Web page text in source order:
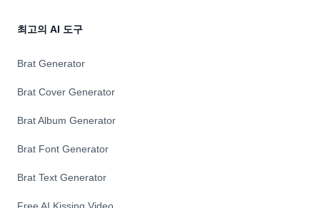
최고의 AI 도구
Brat Generator
Brat Cover Generator
Brat Album Generator
Brat Font Generator
Brat Text Generator